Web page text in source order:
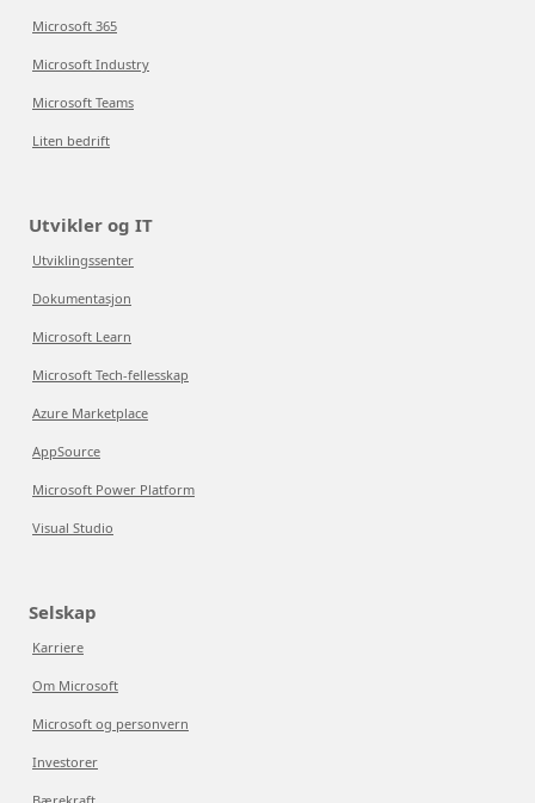
Microsoft 365
Microsoft Industry
Microsoft Teams
Liten bedrift
Utvikler og IT
Utviklingssenter
Dokumentasjon
Microsoft Learn
Microsoft Tech-fellesskap
Azure Marketplace
AppSource
Microsoft Power Platform
Visual Studio
Selskap
Karriere
Om Microsoft
Microsoft og personvern
Investorer